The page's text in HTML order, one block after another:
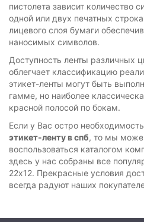
пистолета зависит
одной или двух печатных
лицевого слоя бумаги
наносимых символов.
Доступность ленты различных
облегчает классификацию
этикет-ленты могут быть
гамме, но наиболее
красной полосой по бокам.
Если у Вас остро необходимость
этикет-ленту в спб, то мы
воспользоваться каталогом
здесь у нас собраны все
22х12. Прекрасные условия
всегда радуют наших